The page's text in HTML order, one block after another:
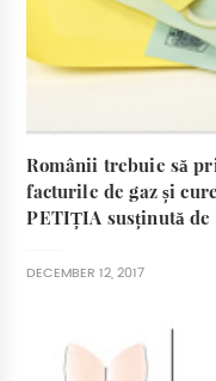
Românii trebuie să
facturile de gaz și
PETIȚIA susținută
DECEMBER 12, 2017